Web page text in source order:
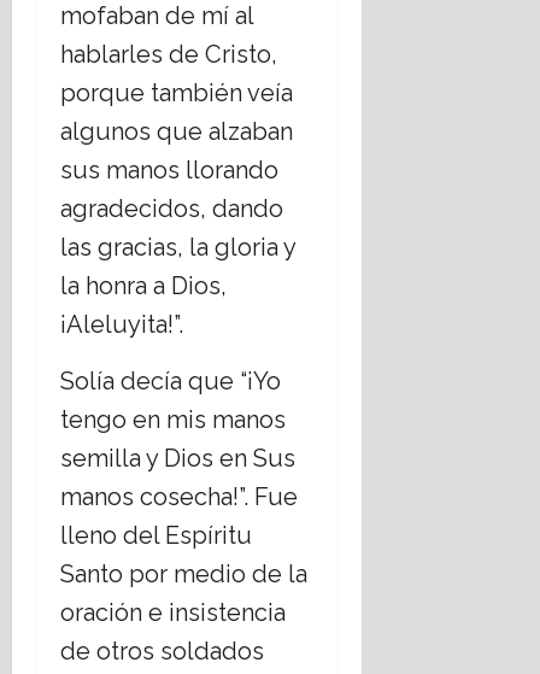
mofaban de mí al
hablarles de Cristo,
porque también veía
algunos que alzaban
sus manos llorando
agradecidos, dando
las gracias, la gloria y
la honra a Dios,
¡Aleluyita!”.
Solía decía que “¡Yo
tengo en mis manos
semilla y Dios en Sus
manos cosecha!”. Fue
lleno del Espíritu
Santo por medio de la
oración e insistencia
de otros soldados